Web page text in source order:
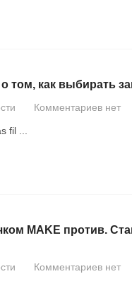
о том, как выбирать
Комментариев нет
fil...
MAKE против.
Комментариев нет